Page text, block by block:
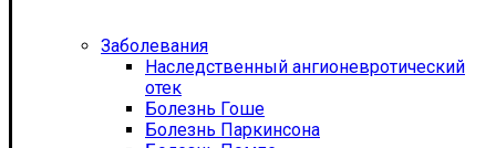
Заболевания
Наследственный ангионевротический
отек
Болезнь Гоше
Болезнь Паркинсона